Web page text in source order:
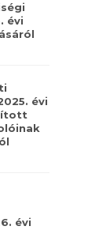
évi
évi
évi